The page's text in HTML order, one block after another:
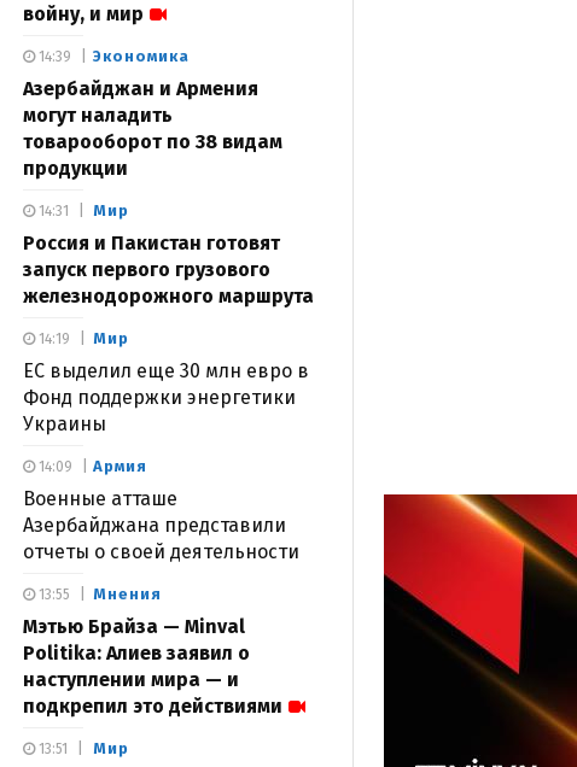
войну, и мир
Экономика
Азербайджан и Армения
могут наладить
товарооборот по 38 видам
продукции
14:39
Мир
Россия и Пакистан готовят
запуск первого грузового
железнодорожного маршрута
14:31
Мир
ЕС выделил еще 30 млн евро в
Фонд поддержки энергетики
Украины
14:19
Армия
Военные атташе
Азербайджана представили
отчеты о своей деятельности
14:09
Мнения
Мэтью Брайза — Minval
Politika: Алиев заявил о
наступлении мира — и
подкрепил это действиями
13:55
Мир
13:51